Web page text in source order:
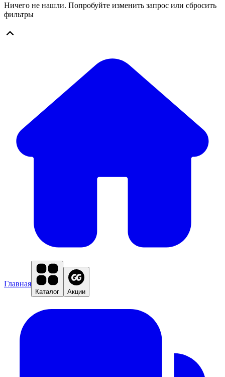
Ничего не нашли. Попробуйте изменить запрос или сбросить
фильтры
Главная
Каталог Акции